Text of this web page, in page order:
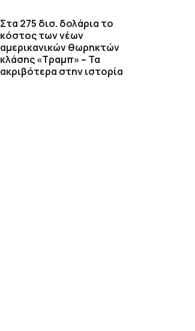
Στα 275 δισ. δολάρια το
κόστος των νέων
αμερικανικών θωρηκτών
κλάσης «Τραμπ» – Τα
ακριβότερα στην ιστορία